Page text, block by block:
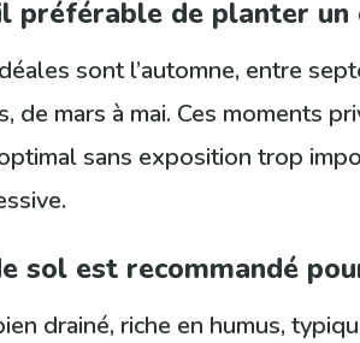
préférable de planter un
sont l’automne, entre
de mars à mai. Ces moments
sans exposition trop
sol est recommandé
drainé, riche en humus,